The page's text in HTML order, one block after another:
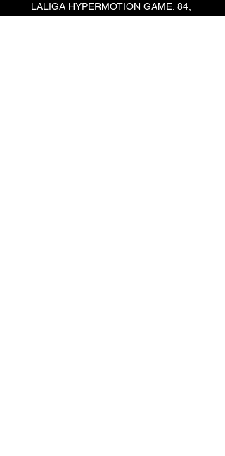
LALIGA HYPERMOTION GAME. 84,